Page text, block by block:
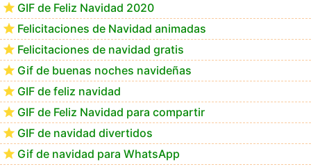
Los mejores GIF de buenos días navideños
GIF de Feliz Navidad 2020
Felicitaciones de Navidad animadas
Felicitaciones de navidad gratis
Gif de buenas noches navideñas
GIF de feliz navidad
GIF de Feliz Navidad para compartir
GIF de navidad divertidos
Gif de navidad para WhatsApp